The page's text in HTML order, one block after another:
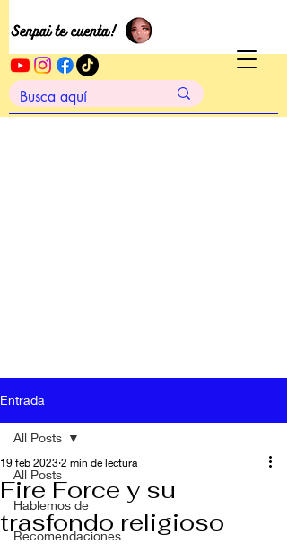
Entrada
All Posts
Hablemos de
Recomendaciones
All Posts
Fire Force y su
trasfondo religioso
19 feb 2023 2 min de lectura